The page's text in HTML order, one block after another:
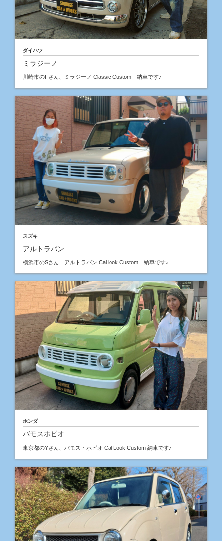
ダイハツ
ミラジーノ
川崎市のFさん、ミラジーノ Classic Custom 納車です♪
スズキ
アルトラパン
横浜市のSさん アルトラパン Cal look Custom 納車です♪
ホンダ
バモスホビオ
東京都のYさん、バモス・ホビオ Cal Look Custom 納車です♪